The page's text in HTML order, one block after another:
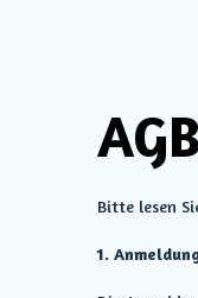
Bitte lesen
1.